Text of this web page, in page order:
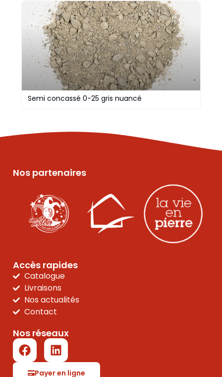
Semi concassé 0-25 gris nuancé
Nos partenaires
Accès rapides
Catalogue
Livraisons
Nos actualités
Contact
Nos réseaux
Payer en ligne